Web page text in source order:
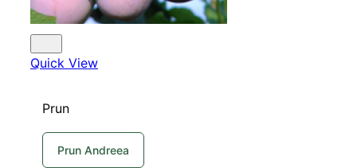
Quick View
Prun
Prun Andreea